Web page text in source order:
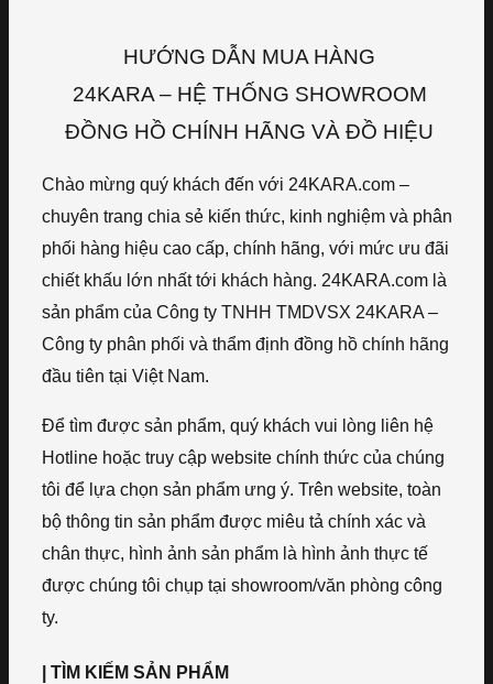
HƯỚNG DẪN MUA HÀNG
24KARA – HỆ THỐNG SHOWROOM
ĐỒNG HỒ CHÍNH HÃNG VÀ ĐỒ HIỆU
Chào mừng quý khách đến với 24KARA.com –
chuyên trang chia sẻ kiến thức, kinh nghiệm và phân
phối hàng hiệu cao cấp, chính hãng, với mức ưu đãi
chiết khấu lớn nhất tới khách hàng. 24KARA.com là
sản phẩm của Công ty TNHH TMDVSX 24KARA –
Công ty phân phối và thẩm định đồng hồ chính hãng
đầu tiên tại Việt Nam.
Để tìm được sản phẩm, quý khách vui lòng liên hệ
Hotline hoặc truy cập website chính thức của chúng
tôi để lựa chọn sản phẩm ưng ý. Trên website, toàn
bộ thông tin sản phẩm được miêu tả chính xác và
chân thực, hình ảnh sản phẩm là hình ảnh thực tế
được chúng tôi chụp tại showroom/văn phòng công
ty.
| TÌM KIẾM SẢN PHẨM